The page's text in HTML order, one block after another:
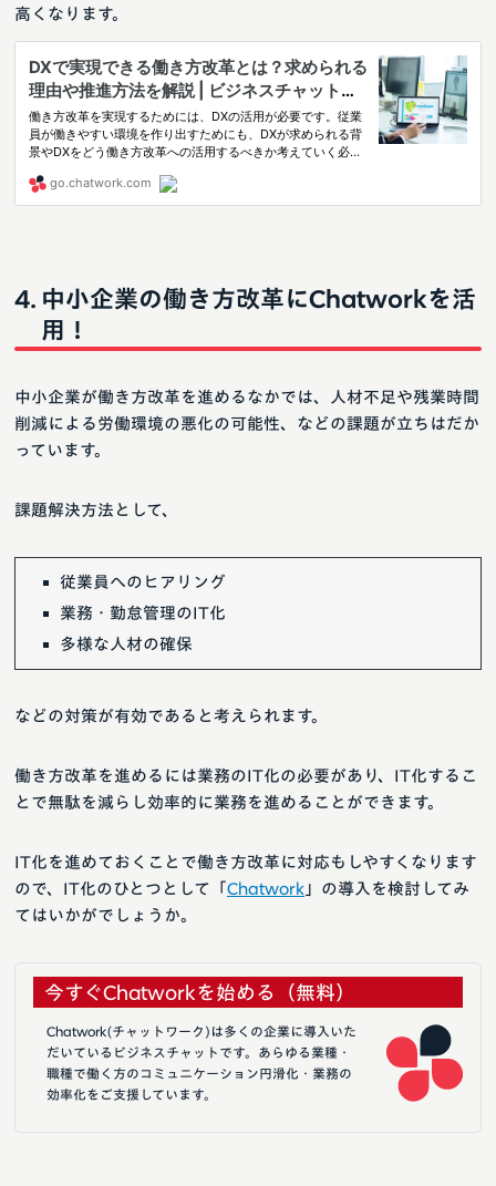
高くなります。
中小企業の働き方改革にChatworkを活
用！
中小企業が働き方改革を進めるなかでは、人材不足や残業時間
削減による労働環境の悪化の可能性、などの課題が立ちはだか
っています。
課題解決方法として、
従業員へのヒアリング
業務・勤怠管理のIT化
多様な人材の確保
などの対策が有効であると考えられます。
働き方改革を進めるには業務のIT化の必要があり、IT化するこ
とで無駄を減らし効率的に業務を進めることができます。
IT化を進めておくことで働き方改革に対応もしやすくなります
ので、IT化のひとつとして「 Chatwork 」の導入を検討してみ
てはいかがでしょうか。
今すぐChatworkを始める（無料）
Chatwork(チャットワーク)は多くの企業に導入いた
だいているビジネスチャットです。あらゆる業種・
職種で働く方のコミュニケーション円滑化・業務の
効率化をご支援しています。